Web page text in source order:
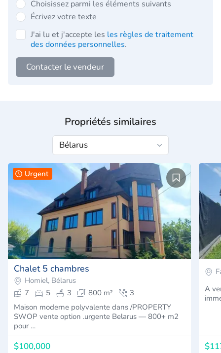
Choisissez parmi les éléments suivants
Écrivez votre texte
J'ai lu et j'accepte les les règles de traitement
des données personnelles.
Contacter le vendeur
Propriétés similaires
Urgent
Chalet 5 chambres
Homiel, Bélarus
7
5 3 800 m²
3
Maison moderne polyvalente dans /PROPERTY
SWOP vente option .urgente Belarus — 800+ m2
pour …
$100,000
A